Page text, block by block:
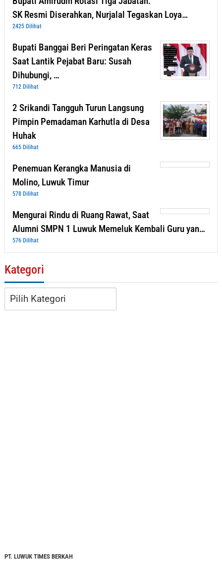
SK Resmi Diserahkan, Nurjalal Tegaskan Loya…
2425 Dilihat
Bupati Banggai Beri Peringatan Keras
Saat Lantik Pejabat Baru: Susah
Dihubungi, …
712 Dilihat
2 Srikandi Tangguh Turun Langsung
Pimpin Pemadaman Karhutla di Desa
Huhak
665 Dilihat
Penemuan Kerangka Manusia di
Molino, Luwuk Timur
578 Dilihat
Mengurai Rindu di Ruang Rawat, Saat
Alumni SMPN 1 Luwuk Memeluk Kembali Guru yan…
576 Dilihat
Kategori
Kategori
PT. LUWUK TIMES BERKAH